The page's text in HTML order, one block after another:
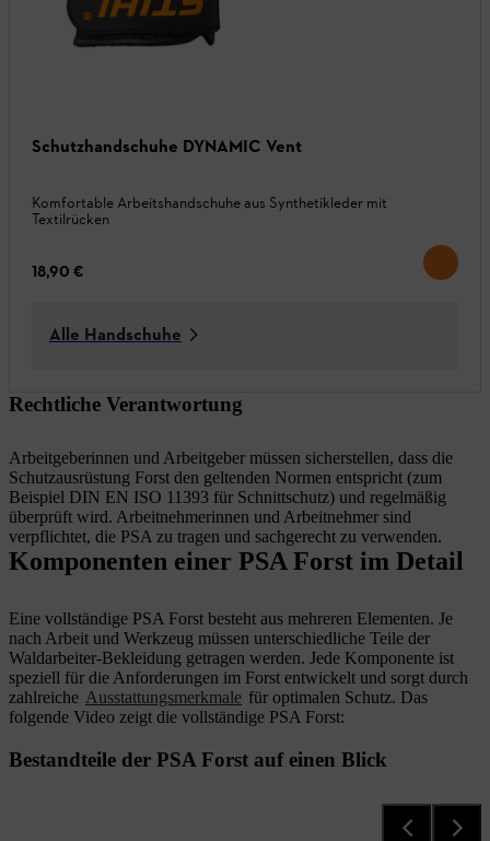
Schutzhandschuhe DYNAMIC Vent
Komfortable Arbeitshandschuhe aus Synthetikleder mit
Textilrücken
18,90 €
Alle Handschuhe
Rechtliche Verantwortung
Arbeitgeberinnen und Arbeitgeber müssen sicherstellen, dass die
Schutzausrüstung Forst den geltenden Normen entspricht (zum
Beispiel DIN EN ISO 11393 für Schnittschutz) und regelmäßig
überprüft wird. Arbeitnehmerinnen und Arbeitnehmer sind
verpflichtet, die PSA zu tragen und sachgerecht zu verwenden.
Komponenten einer PSA Forst im Detail
Eine vollständige PSA Forst besteht aus mehreren Elementen. Je
nach Arbeit und Werkzeug müssen unterschiedliche Teile der
Waldarbeiter-Bekleidung getragen werden. Jede Komponente ist
speziell für die Anforderungen im Forst entwickelt und sorgt durch
zahlreiche Ausstattungsmerkmale für optimalen Schutz. Das
folgende Video zeigt die vollständige PSA Forst:
Bestandteile der PSA Forst auf einen Blick